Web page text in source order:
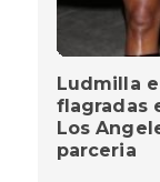
Ludmilla
flagradas
Los
parceria